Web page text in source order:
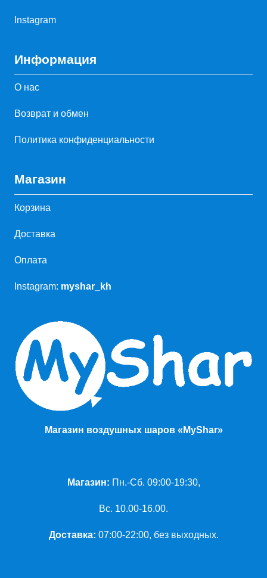
Instagram
Информация
О нас
Возврат и обмен
Политика конфиденциальности
Магазин
Корзина
Доставка
Оплата
Instagram: myshar_kh
Магазин воздушных шаров «MyShar»
Магазин: Пн.-Сб. 09:00-19:30,
Вс. 10.00-16.00.
Доставка: 07:00-22:00, без выходных.